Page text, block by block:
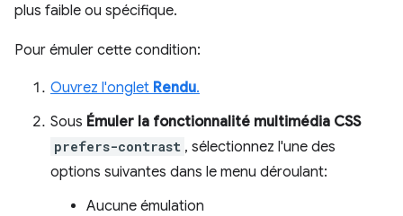
plus faible ou spécifique.
Pour émuler cette condition:
Ouvrez l'onglet Rendu.
Sous Émuler la fonctionnalité multimédia CSS
prefers-contrast , sélectionnez l'une des
options suivantes dans le menu déroulant:
Aucune émulation